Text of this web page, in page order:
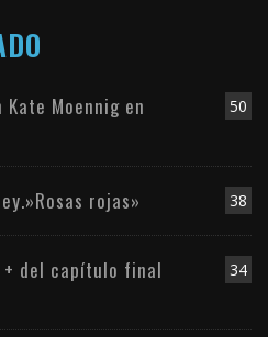
50
Moennig en
38
rojas»
34
+ del capítulo final